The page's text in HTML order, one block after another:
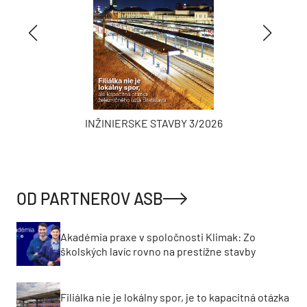
INŽINIERSKE STAVBY 3/2026
OD PARTNEROV ASB
Akadémia praxe v spoločnosti Klimak: Zo
školských lavíc rovno na prestížne stavby
Filiálka nie je lokálny spor, je to kapacitná otázka